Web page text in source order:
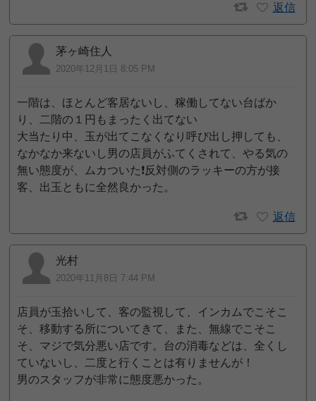
返信
茅ヶ崎住人
2020年12月1日 8:05 PM
一階は、ほとんど客居ないし、稼働してない台ばか
り、二階の１円もまったく出てない
大当たり中、玉が出てこなくなり呼び出し押しても、
なかなか来ないし男の店員がふてくされて、やる気の
無い態度が、ムカついた❗️反対側のラッキーの方が接
客、出玉ともに全然良かった。
返信
光村
2020年11月8日 7:44 PM
店員が玉拾いして、客の監視して、インカムでこそこ
そ、移動する所についてきて、また、無線でこそこ
そ、マジで気分悪い店です。台の消毒などは、全くし
ていないし、二度と行くことは有りませんが！
男のスタッフが非常に態度悪かった。